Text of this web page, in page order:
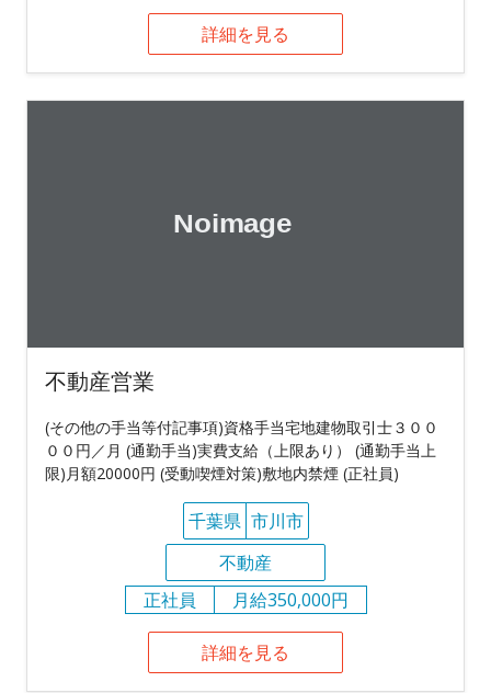
詳細を見る
不動産営業
(その他の手当等付記事項)資格手当宅地建物取引士３００
００円／月 (通勤手当)実費支給（上限あり） (通勤手当上
限)月額20000円 (受動喫煙対策)敷地内禁煙 (正社員)
千葉県 市川市
不動産
正社員
月給350,000円
詳細を見る